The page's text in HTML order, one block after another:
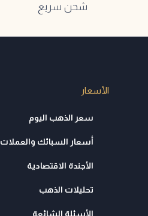
شحن سريع
الأسعار
سعر الذهب اليوم
أسعار السبائك والعملات
الأجندة الاقتصادية
تحليلات الذهب
الأسئلة الشائعة